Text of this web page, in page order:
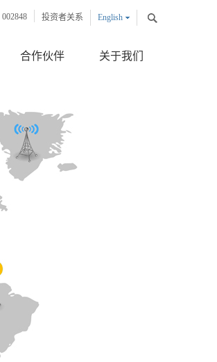
English
投资者关系
002848
合作伙伴 关于我们